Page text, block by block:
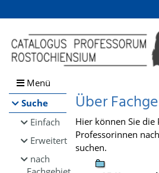
Browsen
direkt zum Inhalt
Menü
Suche
Einfach
Erweitert
nach
Über
Hier können Sie die
Professorinnen
suchen.